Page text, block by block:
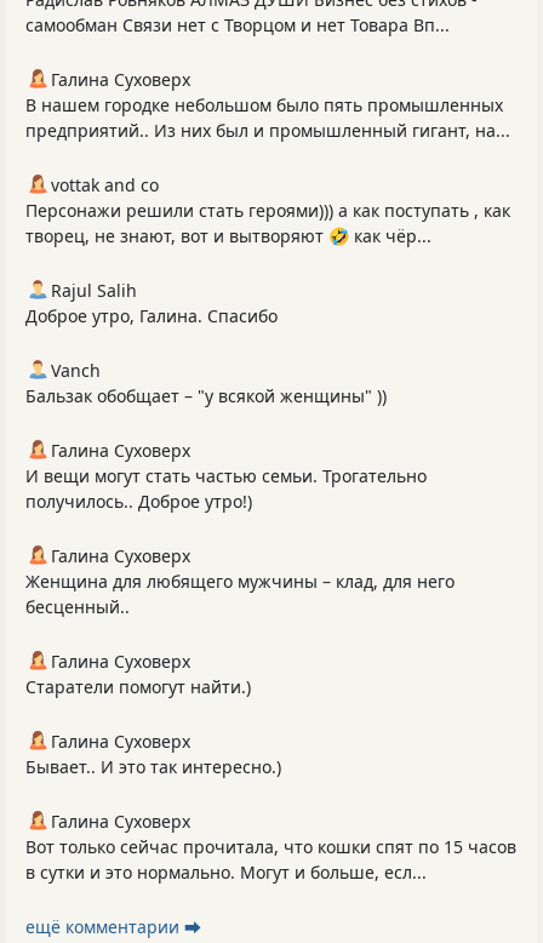
самообман Связи нет с Творцом и нет Товара Вп...
Галина Суховерх
В нашем городке небольшом было пять промышленных
предприятий.. Из них был и промышленный гигант, на...
vottak and co
Персонажи решили стать героями))) а как поступать , как
творец, не знают, вот и вытворяют 🤣 как чёр...
Rajul Salih
Доброе утро, Галина. Спасибо
Vanch
Бальзак обобщает – "у всякой женщины" ))
Галина Суховерх
И вещи могут стать частью семьи. Трогательно
получилось.. Доброе утро!)
Галина Суховерх
Женщина для любящего мужчины – клад, для него
бесценный..
Галина Суховерх
Старатели помогут найти.)
Галина Суховерх
Бывает.. И это так интересно.)
Галина Суховерх
Вот только сейчас прочитала, что кошки спят по 15 часов
в сутки и это нормально. Могут и больше, есл...
ещё комментарии ⮕